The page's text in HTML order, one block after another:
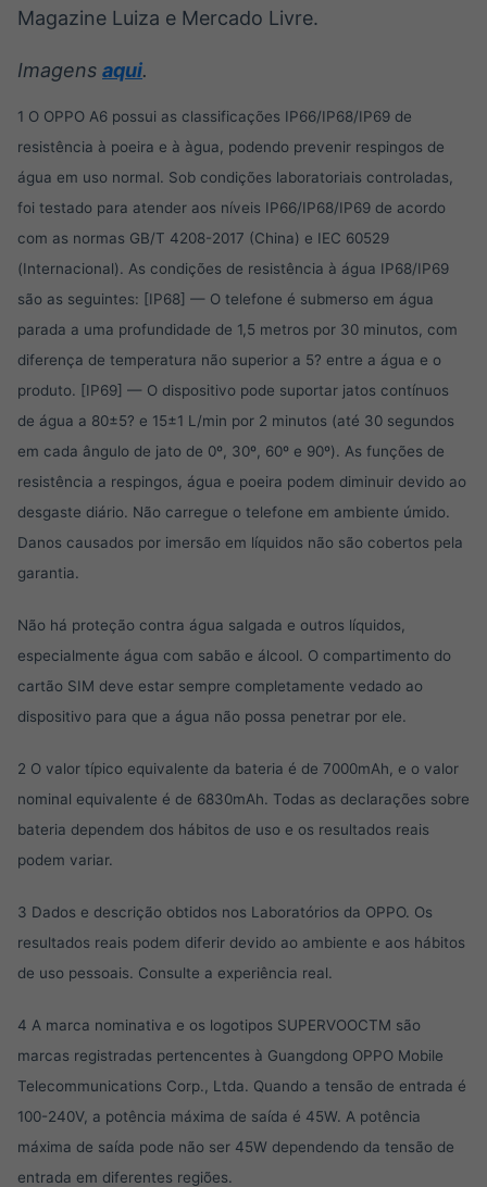
Magazine Luiza e Mercado Livre.
Imagens aqui.
1 O OPPO A6 possui as classificações IP66/IP68/IP69 de
resistência à poeira e à àgua, podendo prevenir respingos de
água em uso normal. Sob condições laboratoriais controladas,
foi testado para atender aos níveis IP66/IP68/IP69 de acordo
com as normas GB/T 4208-2017 (China) e IEC 60529
(Internacional). As condições de resistência à água IP68/IP69
são as seguintes: [IP68] — O telefone é submerso em água
parada a uma profundidade de 1,5 metros por 30 minutos, com
diferença de temperatura não superior a 5? entre a água e o
produto. [IP69] — O dispositivo pode suportar jatos contínuos
de água a 80±5? e 15±1 L/min por 2 minutos (até 30 segundos
em cada ângulo de jato de 0º, 30º, 60º e 90º). As funções de
resistência a respingos, água e poeira podem diminuir devido ao
desgaste diário. Não carregue o telefone em ambiente úmido.
Danos causados por imersão em líquidos não são cobertos pela
garantia.
Não há proteção contra água salgada e outros líquidos,
especialmente água com sabão e álcool. O compartimento do
cartão SIM deve estar sempre completamente vedado ao
dispositivo para que a água não possa penetrar por ele.
2 O valor típico equivalente da bateria é de 7000mAh, e o valor
nominal equivalente é de 6830mAh. Todas as declarações sobre
bateria dependem dos hábitos de uso e os resultados reais
podem variar.
3 Dados e descrição obtidos nos Laboratórios da OPPO. Os
resultados reais podem diferir devido ao ambiente e aos hábitos
de uso pessoais. Consulte a experiência real.
4 A marca nominativa e os logotipos SUPERVOOCTM são
marcas registradas pertencentes à Guangdong OPPO Mobile
Telecommunications Corp., Ltda. Quando a tensão de entrada é
100-240V, a potência máxima de saída é 45W. A potência
máxima de saída pode não ser 45W dependendo da tensão de
entrada em diferentes regiões.